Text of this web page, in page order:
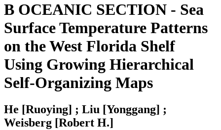
B OCEANIC SECTION - Sea
Surface Temperature Patterns
on the West Florida Shelf
Using Growing Hierarchical
Self-Organizing Maps
He [Ruoying] ; Liu [Yonggang] ;
Weisberg [Robert H.]